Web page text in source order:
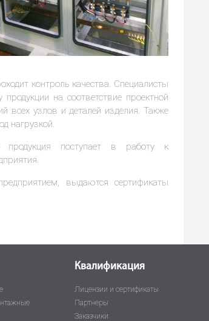
контроль качества. Специалисты
на соответствие проектной
всех узлов и деталей изделия. Также
нагрузкой.
продукция поступает в работу к
выдаются сертификаты
Квалификация
Лицензии и сертификаты
Партнеры
Заказчики